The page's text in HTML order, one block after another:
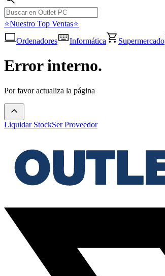
⭐Nuestro Top Ventas⭐
Ordenadores
Informática Supermercado
Error interno.
Por favor actualiza la página
Liquidar StockSer Proveedor